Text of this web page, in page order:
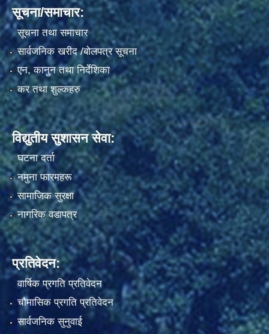
सूचना/समाचार:
सूचना तथा समाचार
सार्वजनिक खरीद /बोलपत्र सूचना
एन, कानुन तथा निर्देशिका
कर तथा शुल्कहरु
विद्युतीय सुशासन सेवा:
घटना दर्ता
नमुना फारमहरू
सामाजिक सुरक्षा
नागरिक वडापत्र
प्रतिवेदन:
वार्षिक प्रगति प्रतिवेदन
चौमासिक प्रगति प्रतिवेदन
सार्वजनिक सुनुवाई